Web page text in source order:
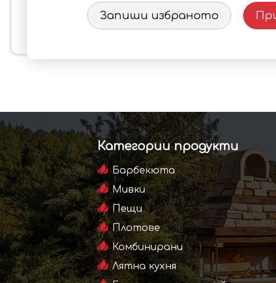
Запиши избраното
Тротоарни плочки – БЕЛИ -
Grills Garden
-
Категории продукти
Барбекюта
Мивки
Пещи
Плотове
Комбинирани
Лятна кухня